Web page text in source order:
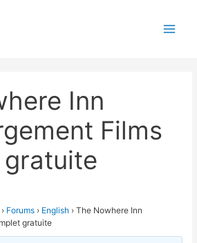
Inn
Films
› Forums › English › The Nowhere Inn
gratuite